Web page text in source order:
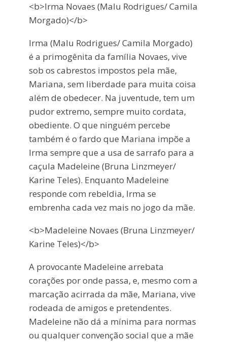
<b>Irma Novaes (Malu Rodrigues/ Camila
Morgado)</b>
Irma (Malu Rodrigues/ Camila Morgado)
é a primogênita da família Novaes, vive
sob os cabrestos impostos pela mãe,
Mariana, sem liberdade para muita coisa
além de obedecer. Na juventude, tem um
pudor extremo, sempre muito cordata,
obediente. O que ninguém percebe
também é o fardo que Mariana impõe a
Irma sempre que a usa de sarrafo para a
caçula Madeleine (Bruna Linzmeyer/
Karine Teles). Enquanto Madeleine
responde com rebeldia, Irma se
embrenha cada vez mais no jogo da mãe.
<b>Madeleine Novaes (Bruna Linzmeyer/
Karine Teles)</b>
A provocante Madeleine arrebata
corações por onde passa, e, mesmo com a
marcação acirrada da mãe, Mariana, vive
rodeada de amigos e pretendentes.
Madeleine não dá a mínima para normas
ou qualquer convenção social que a mãe